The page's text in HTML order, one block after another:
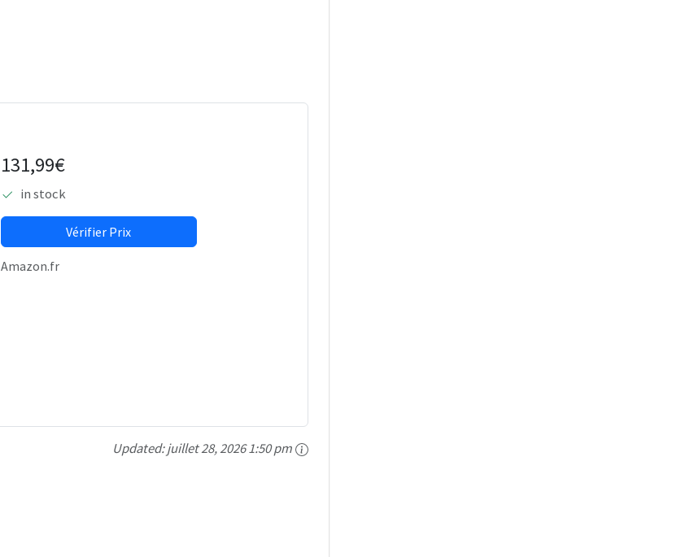
131,99€
in stock
Vérifier Prix
Amazon.fr
Updated:juillet 28, 2026 1:50 pm